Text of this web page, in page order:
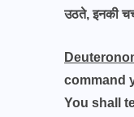
उठते, इनकी
command
You shall